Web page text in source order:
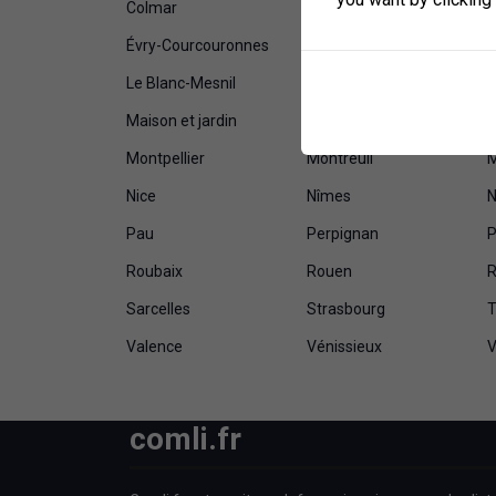
Colmar Colombes
Évry-Courcouronnes Fort-de-France
Le Blanc-Mesnil
Maison et jardin
Montpellier Montreuil
Nice Nîmes
Pau Perpignan
Roubaix Rouen
Sarcelles Strasbourg
Valence Vénissieux
comli.fr